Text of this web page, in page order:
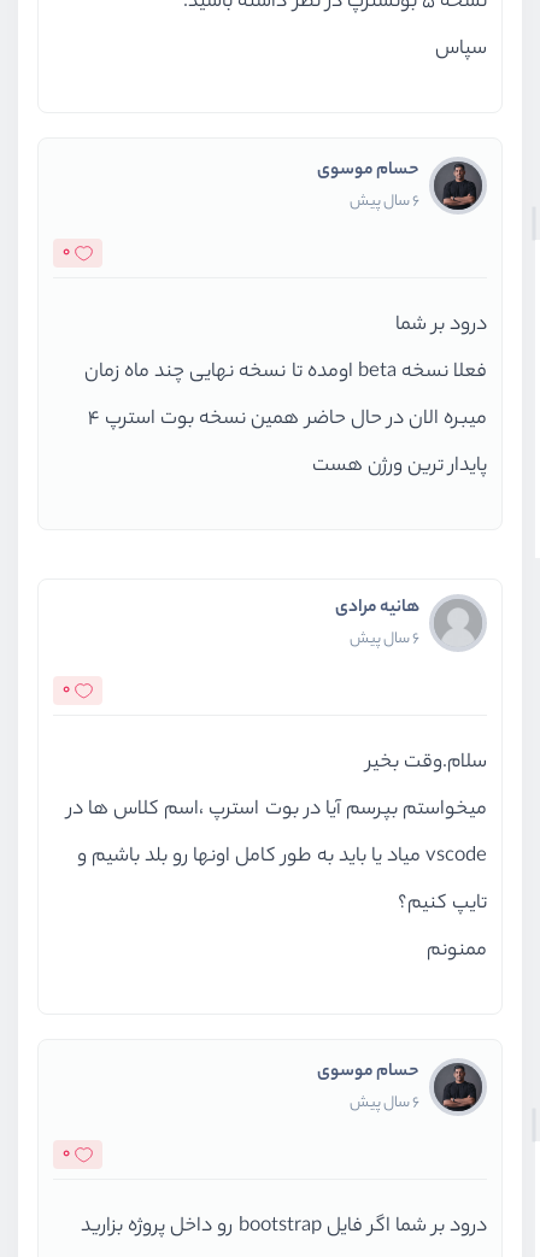
سپاس
حسام موسوی
6 سال پیش
0
درود بر شما
فعلا نسخه beta اومده تا نسخه نهایی چند ماه زمان
میبره الان در حال حاضر همین نسخه بوت استرپ 4
پایدار ترین ورژن هست
هانیه مرادی
6 سال پیش
0
سلام.وقت بخیر
میخواستم بپرسم آیا در بوت استرپ ،اسم کلاس ها در
vscode میاد یا باید به طور کامل اونها رو بلد باشیم و
تایپ کنیم؟
ممنونم
حسام موسوی
6 سال پیش
0
درود بر شما اگر فایل bootstrap رو داخل پروژه بزارید